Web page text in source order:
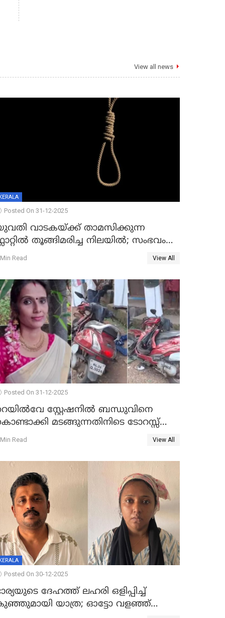
View all news
Posted On 31-12-2025
വാടകയ്ക്ക് താമസിക്കുന്ന
തൂങ്ങിമരിച്ച നിലയില്‍; സംഭവം
Read View All
Posted On 31-12-2025
സ്റ്റേഷനിൽ ബന്ധുവിനെ
മടങ്ങുന്നതിനിടെ ടോറസ്സ്
സ്കൂട്ടറിൽ ഇടിച്ചു : യുവതിക്ക്
Read View All
Posted On 30-12-2025
ദേഹത്ത് ലഹരി ഒളിപ്പിച്ച്
യാത്ര; ഓട്ടോ വളഞ്ഞ്